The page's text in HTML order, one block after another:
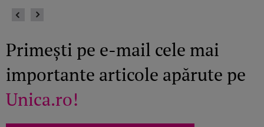
Primești pe e-mail cele mai
importante articole apărute pe
Unica.ro!